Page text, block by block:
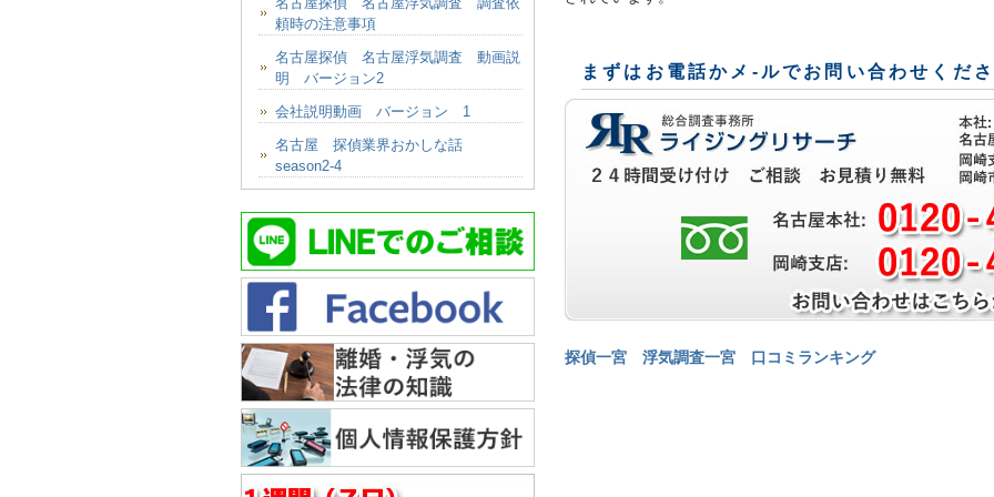
まずはお電話かメ-ルでお問い合わせくだ
探偵一宮 浮気調査一宮 口コミランキング
頼時の注意事項
名古屋探偵 名古屋浮気調査 動画説
明 バージョン2
会社説明動画 バージョン 1
名古屋 探偵業界おかしな話
season2-4